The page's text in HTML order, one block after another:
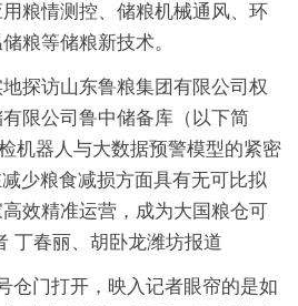
粮情测控、储粮机械通风、环
粮等储粮新技术。
访山东鲁粮集团有限公司权
限公司鲁中储备库（以下简
机器人与大数据预警模型的紧密
少粮食减损方面具有无可比拟
效精准运营，成为大国粮仓可
丁春丽、胡卧龙潍坊报道
门打开，映入记者眼帘的是如